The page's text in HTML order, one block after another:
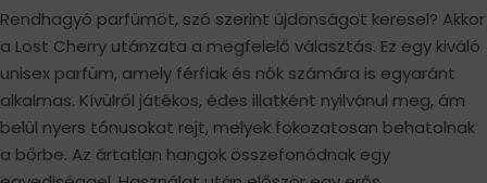
Rendhagyó parfümöt, szó szerint újdonságot keresel? Akkor
a Lost Cherry utánzata a megfelelő választás. Ez egy kiváló
unisex parfüm, amely férfiak és nők számára is egyaránt
alkalmas. Kívülről játékos, édes illatként nyilvánul meg, ám
belül nyers tónusokat rejt, melyek fokozatosan behatolnak
a bőrbe. Az ártatlan hangok összefonódnak egy